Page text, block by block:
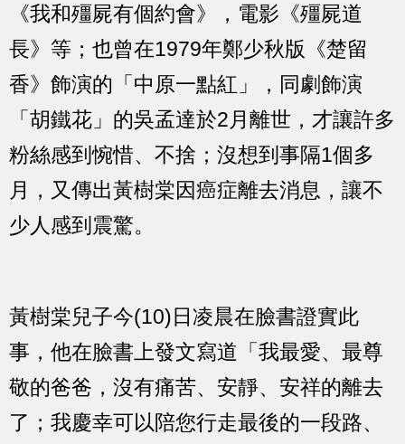
《我和殭屍有個約會》，電影《殭屍道
長》等；也曾在1979年鄭少秋版《楚留
香》飾演的「中原一點紅」，同劇飾演
「胡鐵花」的吳孟達於2月離世，才讓許多
粉絲感到惋惜、不捨；沒想到事隔1個多
月，又傳出黃樹棠因癌症離去消息，讓不
少人感到震驚。
黃樹棠兒子今(10)日凌晨在臉書證實此
事，他在臉書上發文寫道「我最愛、最尊
敬的爸爸，沒有痛苦、安靜、安祥的離去
了；我慶幸可以陪您行走最後的一段路、